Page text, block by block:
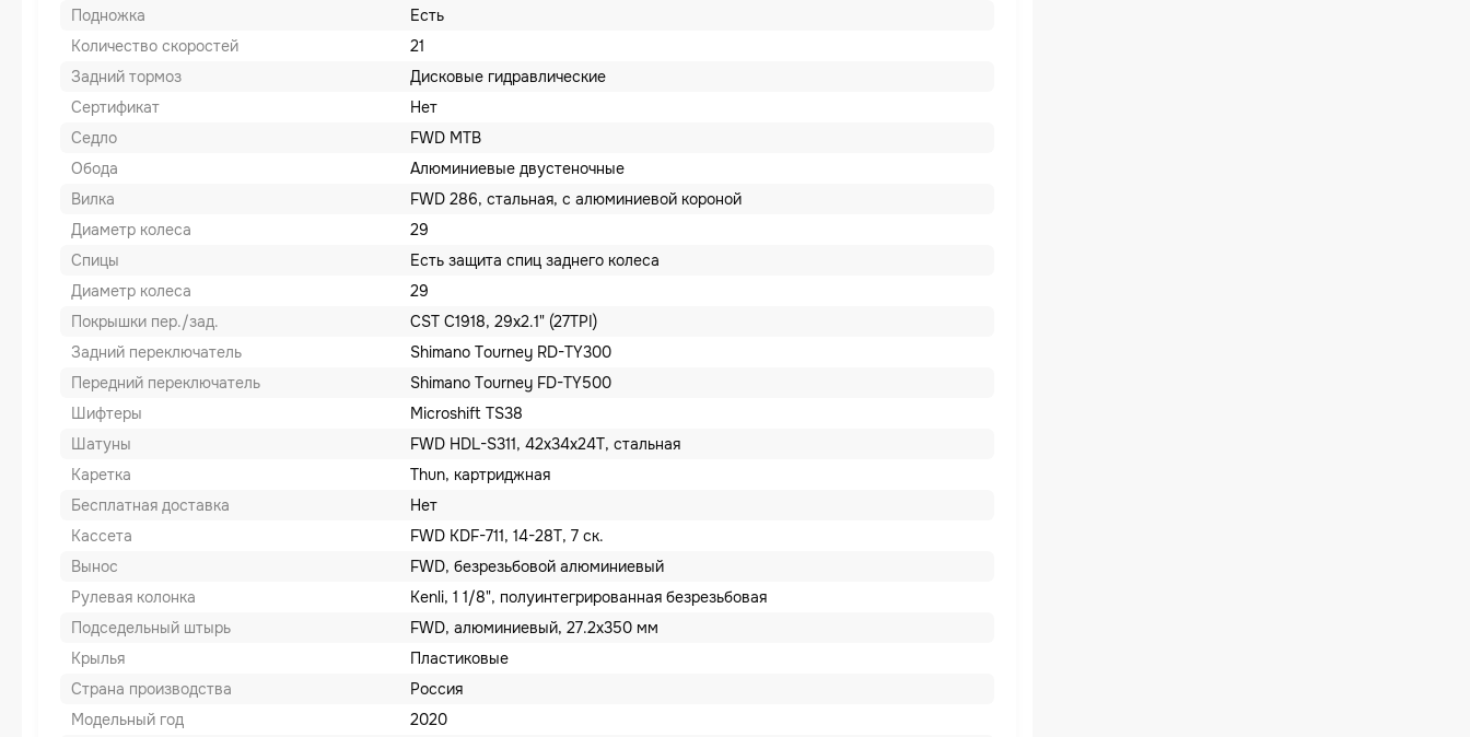
Подножка
Есть
Количество скоростей
21
Задний тормоз
Дисковые гидравлические
Сертификат
Нет
Седло
FWD MTB
Обода
Алюминиевые двустеночные
Вилка
FWD 286, стальная, с алюминиевой короной
Диаметр колеса
29
Спицы
Есть защита спиц заднего колеса
Диаметр колеса
29
Покрышки пер./зад.
CST C1918, 29x2.1" (27TPI)
Задний переключатель
Shimano Tourney RD-TY300
Передний переключатель
Shimano Tourney FD-TY500
Шифтеры
Microshift TS38
Шатуны
FWD HDL-S311, 42x34x24T, стальная
Каретка
Thun, картриджная
Бесплатная доставка
Нет
Кассета
FWD KDF-711, 14-28T, 7 ск.
Вынос
FWD, безрезьбовой алюминиевый
Рулевая колонка
Kenli, 1 1/8", полуинтегрированная безрезьбовая
Подседельный штырь
FWD, алюминиевый, 27.2x350 мм
Крылья
Пластиковые
Страна производства
Россия
Модельный год
2020